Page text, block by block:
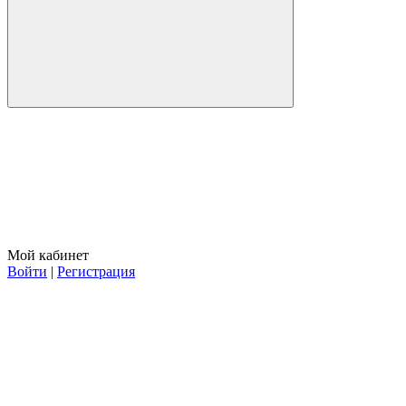
Мой кабинет
Войти | Регистрация